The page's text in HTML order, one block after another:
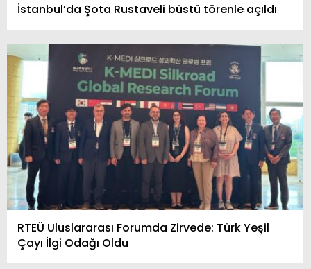
İstanbul’da Şota Rustaveli büstü törenle açıldı
RTEÜ Uluslararası Forumda Zirvede: Türk Yeşil
Çayı İlgi Odağı Oldu